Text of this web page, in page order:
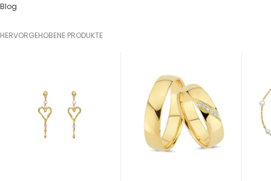
Blog
HERVORGEHOBENE PRODUKTE